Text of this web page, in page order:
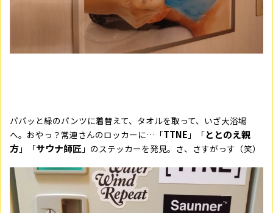
パパッと緑のパンツに着替えて、タオルを取って、いざ大浴場
へ。おやっ？常連さんのロッカーに…「TTNE 」「ととのえ親
方 」「サウナ師匠 」のステッカーを発見。さ、さすがっす（笑）